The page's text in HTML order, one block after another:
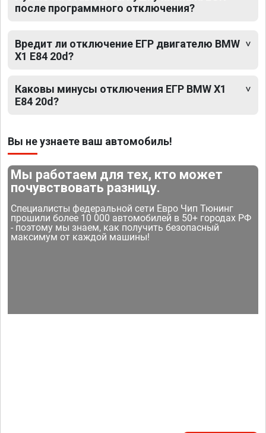
после программного отключения?
Вредит ли отключение ЕГР двигателю BMW
X1 E84 20d?
Каковы минусы отключения ЕГР BMW X1
E84 20d?
Вы не узнаете ваш автомобиль!
Мы работаем для тех, кто может
почувствовать разницу.
Специалисты федеральной сети Евро Чип Тюнинг
прошили более 10 000 автомобилей в 50+ городах РФ
- поэтому мы знаем, как получить безопасный
максимум от каждой машины!